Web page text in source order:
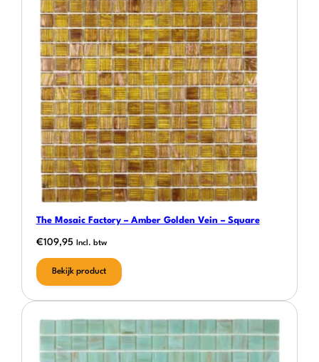
The Mosaic Factory – Amber Golden Vein – Square
€109,95 Incl. btw
Bekijk product